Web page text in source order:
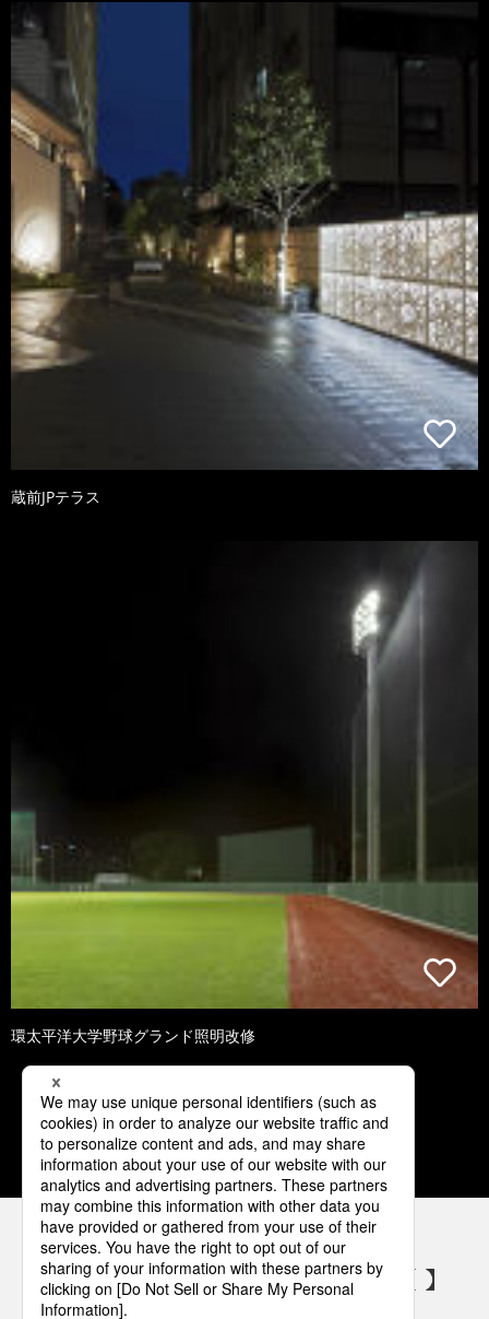
蔵前JPテラス
環太平洋大学野球グランド照明改修
3 4 5 6 7
パナソニックの電気設備 SNSアカウント